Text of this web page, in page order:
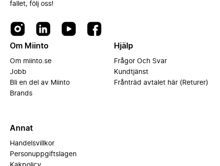
fallet, följ oss!
Om Miinto
Om miinto.se
Jobb
Bli en del av Miinto
Brands
Hjälp
Frågor Och Svar
Kundtjänst
Frånträd avtalet här (Returer)
Annat
Handelsvillkor
Personuppgiftslagen